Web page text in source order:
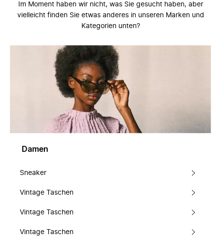
Im Moment haben wir nicht, was Sie gesucht haben, aber
vielleicht finden Sie etwas anderes in unseren Marken und
Kategorien unten?
Damen
Sneaker
Vintage Taschen
Vintage Taschen
Vintage Taschen